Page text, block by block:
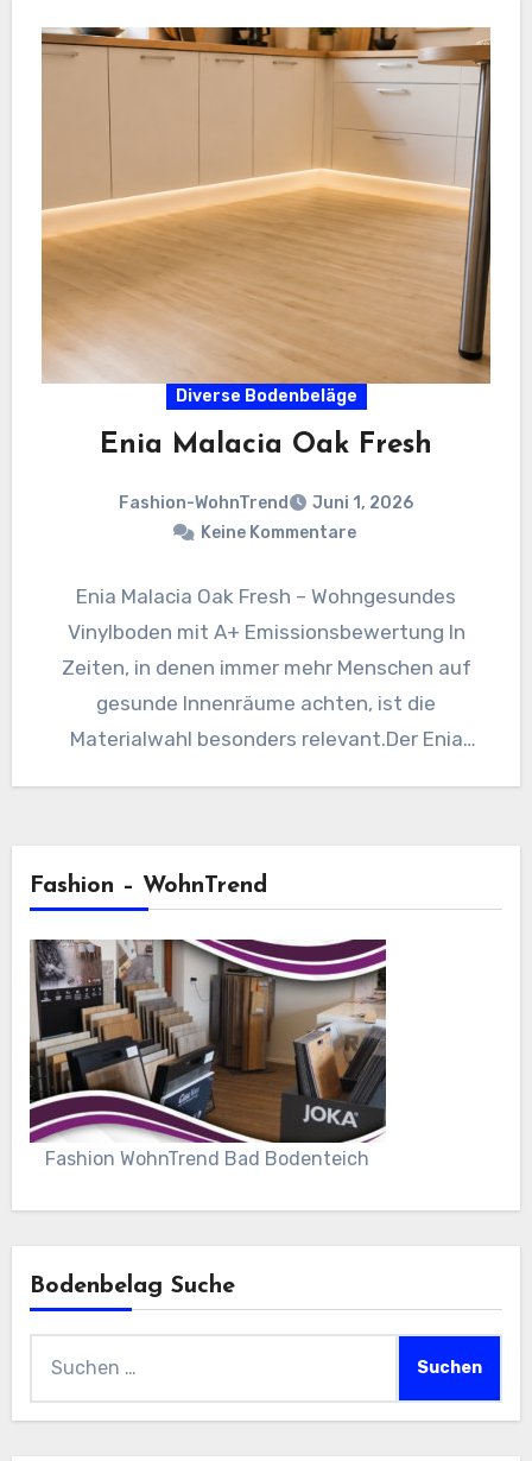
Diverse Bodenbeläge
Enia Malacia Oak Fresh
Fashion-WohnTrend
Juni 1, 2026
Keine Kommentare
Enia Malacia Oak Fresh – Wohngesundes
Vinylboden mit A+ Emissionsbewertung In
Zeiten, in denen immer mehr Menschen auf
gesunde Innenräume achten, ist die
Materialwahl besonders relevant.Der Enia
Fashion – WohnTrend
Fashion WohnTrend Bad Bodenteich
Bodenbelag Suche